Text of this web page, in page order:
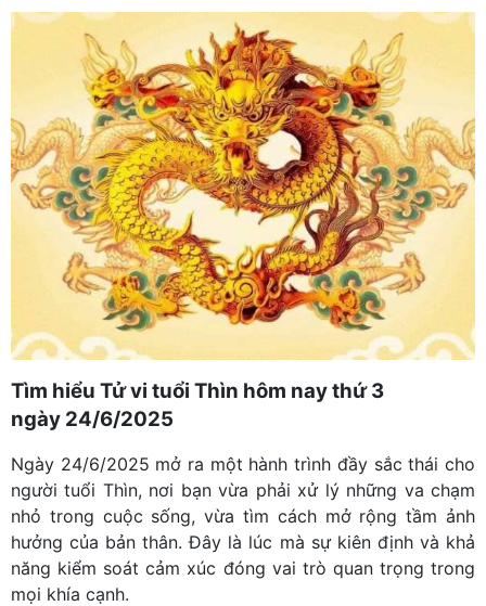
Tìm hiểu Tử vi tuổi Thìn hôm nay thứ 3
ngày 24/6/2025
Ngày 24/6/2025 mở ra một hành trình đầy sắc thái cho
người tuổi Thìn, nơi bạn vừa phải xử lý những va chạm
nhỏ trong cuộc sống, vừa tìm cách mở rộng tầm ảnh
hưởng của bản thân. Đây là lúc mà sự kiên định và khả
năng kiểm soát cảm xúc đóng vai trò quan trọng trong
mọi khía cạnh.